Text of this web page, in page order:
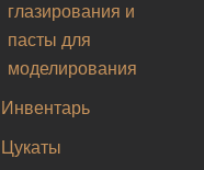
глазирования и
пасты для
моделирования
Инвентарь
Цукаты